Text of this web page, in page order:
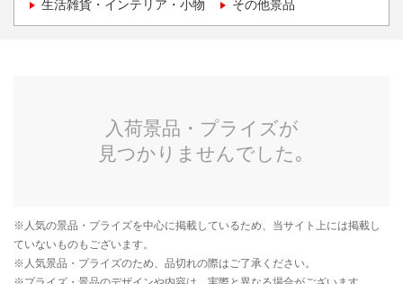
生活雑貨・インテリア・小物 その他景品